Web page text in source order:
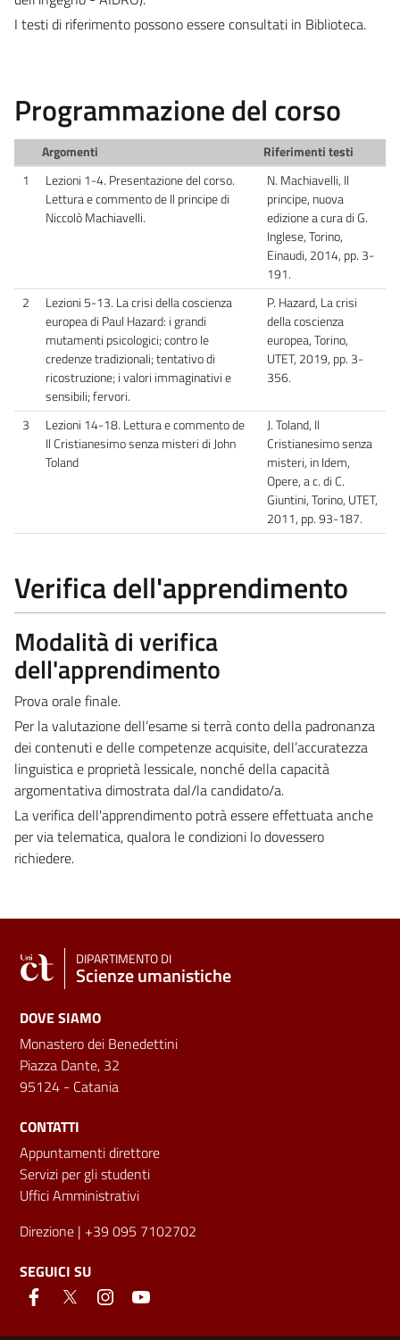
I testi di riferimento possono essere consultati in Biblioteca.
Programmazione del corso
Argomenti
Riferimenti testi
1
Lezioni 1-4. Presentazione del corso.
Lettura e commento de Il principe di
Niccolò Machiavelli.
N. Machiavelli, Il
principe, nuova
edizione a cura di G.
Inglese, Torino,
Einaudi, 2014, pp. 3-
191.
2
Lezioni 5-13. La crisi della coscienza
europea di Paul Hazard: i grandi
mutamenti psicologici; contro le
credenze tradizionali; tentativo di
ricostruzione; i valori immaginativi e
sensibili; fervori.
P. Hazard, La crisi
della coscienza
europea, Torino,
UTET, 2019, pp. 3-
356.
3
Lezioni 14-18. Lettura e commento de
Il Cristianesimo senza misteri di John
Toland
J. Toland, Il
Cristianesimo senza
misteri, in Idem,
Opere, a c. di C.
Giuntini, Torino, UTET,
2011, pp. 93-187.
Verifica dell'apprendimento
Modalità di verifica
dell'apprendimento
Prova orale finale.
Per la valutazione dell’esame si terrà conto della padronanza
dei contenuti e delle competenze acquisite, dell’accuratezza
linguistica e proprietà lessicale, nonché della capacità
argomentativa dimostrata dal/la candidato/a.
La verifica dell'apprendimento potrà essere effettuata anche
per via telematica, qualora le condizioni lo dovessero
richiedere.
DIPARTIMENTO DI
Scienze umanistiche
DOVE SIAMO
Monastero dei Benedettini
Piazza Dante, 32
95124 - Catania
CONTATTI
Appuntamenti direttore
Servizi per gli studenti
Uffici Amministrativi
Direzione | +39 095 7102702
SEGUICI SU